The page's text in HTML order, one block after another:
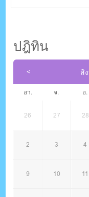
ปฎิทิน
อา. จ. อ.
26 27 28
2 3 4
9 10 11